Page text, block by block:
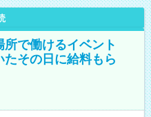
で働けるイベント
その日に給料もら